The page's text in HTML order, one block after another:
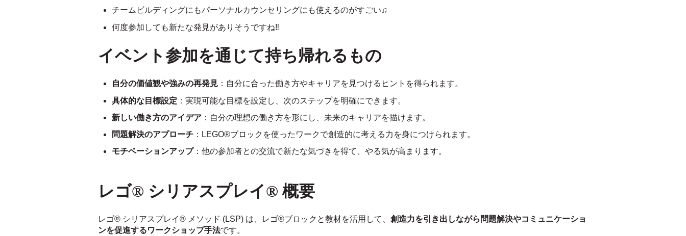
チームビルディングにもパーソナルカウンセリングにも使えるのがすごい♫
何度参加しても新たな発見がありそうですね‼︎
イベント参加を通じて持ち帰れるもの
自分の価値観や強みの再発見 ：自分に合った働き方やキャリアを見つけるヒントを得られます。
具体的な目標設定 ：実現可能な目標を設定し、次のステップを明確にできます。
新しい働き方のアイデア ：自分の理想の働き方を形にし、未来のキャリアを描けます。
問題解決のアプローチ ：LEGO®ブロックを使ったワークで創造的に考える力を身につけられます。
モチベーションアップ：他の参加者との交流で新たな気づきを得て、やる気が高まります。
レゴ® シリアスプレイ® 概要
レゴ® シリアスプレイ® メソッド (LSP) は、レゴ®ブロックと教材を活用して、 創造力を引き出しながら問題解決やコミュニケーショ
ンを促進するワークショップ手法です。